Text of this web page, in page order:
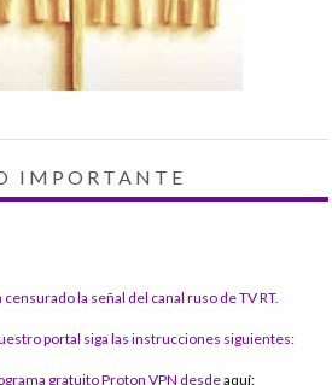
IMPORTANTE
la señal del canal ruso de TV RT.
portal siga las instrucciones siguientes:
gratuito Proton VPN desdeaquí: